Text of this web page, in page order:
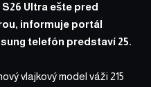
Ultra ešte pred
informuje portál
telefón predstaví 25.
vlajkový model váži 215